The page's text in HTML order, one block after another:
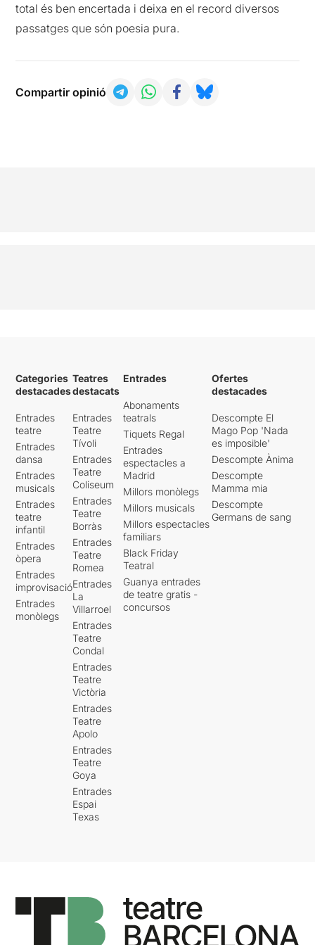
total és ben encertada i deixa en el record diversos
passatges que són poesia pura.
Compartir opinió
Categories
destacades
Entrades
teatre
Entrades
dansa
Entrades
musicals
Entrades
teatre
infantil
Entrades
òpera
Entrades
improvisació
Entrades
monòlegs
Teatres
destacats
Entrades
Teatre
Tívoli
Entrades
Teatre
Coliseum
Entrades
Teatre
Borràs
Entrades
Teatre
Romea
Entrades
La
Villarroel
Entrades
Teatre
Condal
Entrades
Teatre
Victòria
Entrades
Teatre
Apolo
Entrades
Teatre
Goya
Entrades
Espai
Texas
Entrades
Abonaments
teatrals
Tiquets Regal
Entrades
espectacles a
Madrid
Millors monòlegs
Millors musicals
Millors espectacles
familiars
Black Friday
Teatral
Guanya entrades
de teatre gratis -
concursos
Ofertes
destacades
Descompte El
Mago Pop 'Nada
es imposible'
Descompte Ànima
Descompte
Mamma mia
Descompte
Germans de sang